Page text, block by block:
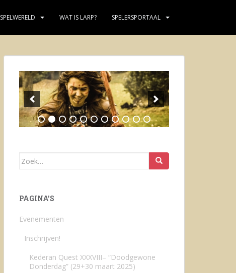
SPELWERELD WAT IS LARP? SPELERSPORTAAL
Zoek
PAGINA’S
Evenementen
Inschrijven!
Kederan Quest XXXVIII– “Doodgewone
Donderdag” (29+30 maart 2025)